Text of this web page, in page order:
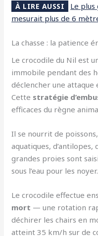
À LIRE AUSSI
Le
mesurait plus de 6
La chasse : la patience
Le crocodile du Nil est
immobile pendant des
déclencher une attaque
Cette stratégie
efficaces du règne
Il se nourrit de
aquatiques,
grandes proies sont
sous l’eau pour les noyer.
Le crocodile effectue
mort — une rotation
déchirer les chairs en
atteint 35 km/h sur de